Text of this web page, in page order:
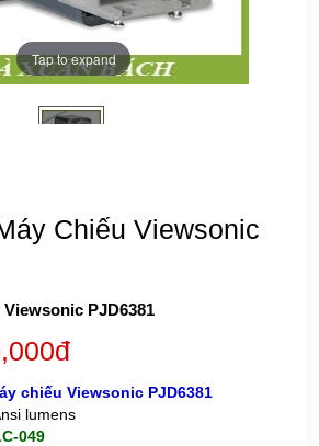
Tap to expand
Chiếu Viewsonic
PJD6381
chiếu Viewsonic PJD6381
lumens
049